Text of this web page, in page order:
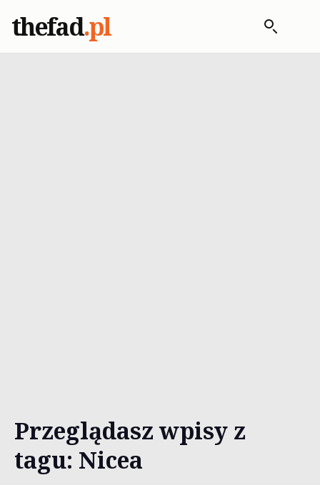
thefad.pl
Przeglądasz wpisy z
tagu: Nicea